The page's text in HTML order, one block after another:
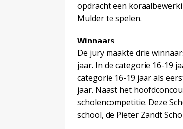
opdracht een
Mulder te spelen.
Winnaars
De jury maakte drie
jaar. In de categorie 16-19
categorie 16-19 jaar als
jaar. Naast het
scholencompetitie. Deze
school, de Pieter Zandt